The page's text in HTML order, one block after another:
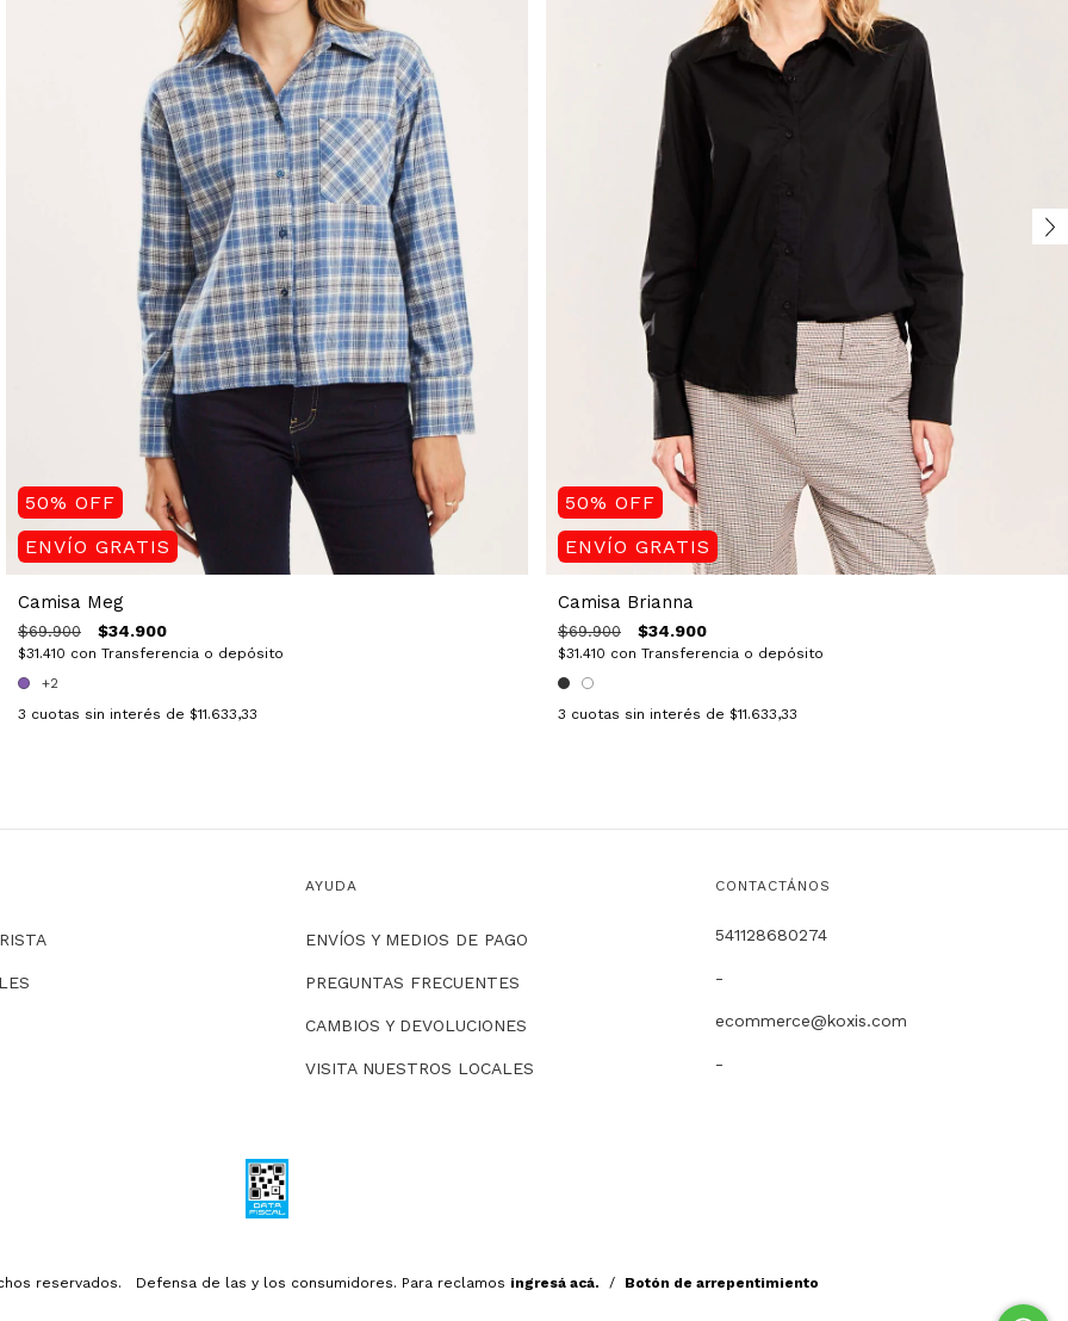
50% OFF
ENVÍO GRATIS
Camisa Meg
$69.900 $34.900
$31.410 con Transferencia o depósito
+2
3 cuotas sin interés de $11.633,33
50% OFF
ENVÍO GRATIS
Camisa Brianna
$69.900 $34.900
$31.410 con Transferencia o depósito
3 cuotas sin interés de $11.633,33
AYUDA
ENVÍOS Y MEDIOS DE PAGO
PREGUNTAS FRECUENTES
CAMBIOS Y DEVOLUCIONES
VISITA NUESTROS LOCALES
CONTACTÁNOS
541128680274
-
ecommerce@koxis.com
-
reservados. Defensa de las y los consumidores. Para reclamos ingresá acá. / Botón de arrepentimiento